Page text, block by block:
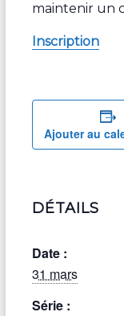
maintenir un
Inscription
Ajouter au
DÉTAILS
Date :
31 mars
Série :